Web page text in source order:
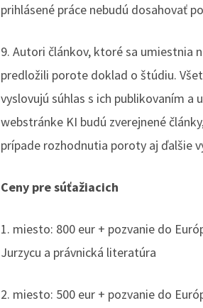
prihlásené práce nebudú dosahovať
9. Autori článkov, ktoré sa umiestnia
predložili porote doklad o štúdiu.
vyslovujú súhlas s ich publikovaním a
webstránke KI budú zverejnené
prípade rozhodnutia poroty aj ďalšie
Ceny pre súťažiacich
1. miesto: 800 eur + pozvanie do
Jurzycu a právnická literatúra
2. miesto: 500 eur + pozvanie do